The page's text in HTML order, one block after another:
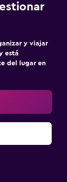
y viajar
está
del lugar en